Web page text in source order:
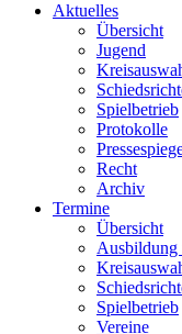
Aktuelles
Übersicht
Jugend
Spielbetrieb
Protokolle
Recht
Archiv
Termine
Übersicht
Ausbildung
Spielbetrieb
Vereine